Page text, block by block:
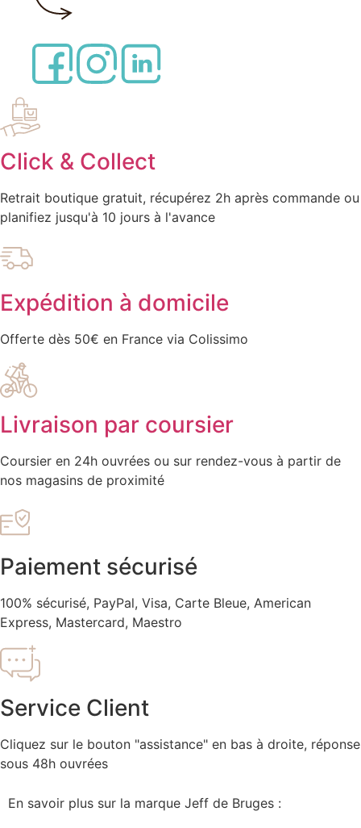
Click & Collect
Retrait boutique gratuit, récupérez 2h après commande ou
planifiez jusqu'à 10 jours à l'avance
Expédition à domicile
Offerte dès 50€ en France via Colissimo
Livraison par coursier
Coursier en 24h ouvrées ou sur rendez-vous à partir de
nos magasins de proximité
Paiement sécurisé
100% sécurisé, PayPal, Visa, Carte Bleue, American
Express, Mastercard, Maestro
Service Client
Cliquez sur le bouton "assistance" en bas à droite, réponse
sous 48h ouvrées
En savoir plus sur la marque Jeff de Bruges :